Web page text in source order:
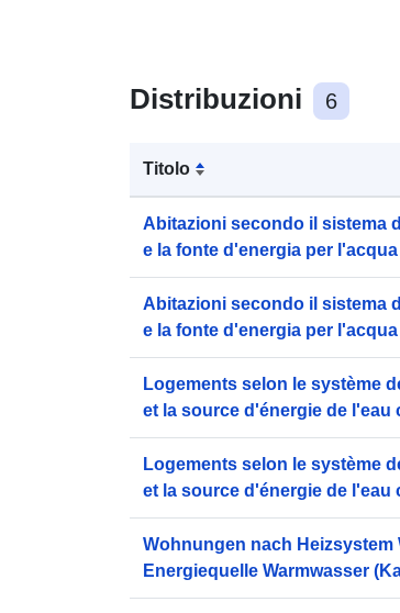
Distribuzioni 6
Titolo
Abitazioni secondo il sistema
e la fonte d'energia per
Città)
Abitazioni secondo il sistema
e la fonte d'energia per
Città)
Logements selon le système
et la source d'énergie de l'eau
Logements selon le système
et la source d'énergie de l'eau
Wohnungen nach Heizsystem
Energiequelle Warmwasser